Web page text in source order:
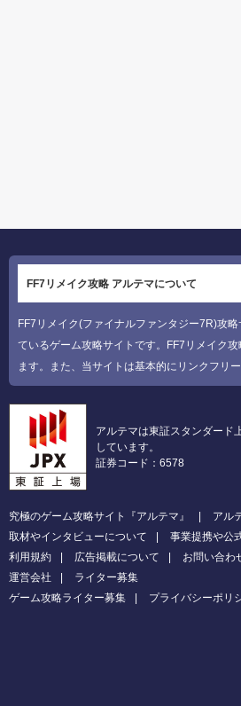
FF7リメイク攻略 アルテマについて
FF7リメイク(ファイナルファンタジー7R)攻
ているゲーム攻略サイトです。FF7リメイク
ます。また、当サイトは基本的にリンクフリー
アルテマは東証スタンダード
しています。
証券コード：6578
究極のゲーム攻略サイト『アルテマ』
アル
取材やインタビューについて
事業提携や公
利用規約
広告掲載について お問い合わ
運営会社
ライター募集
ゲーム攻略ライター募集
プライバシーポリ